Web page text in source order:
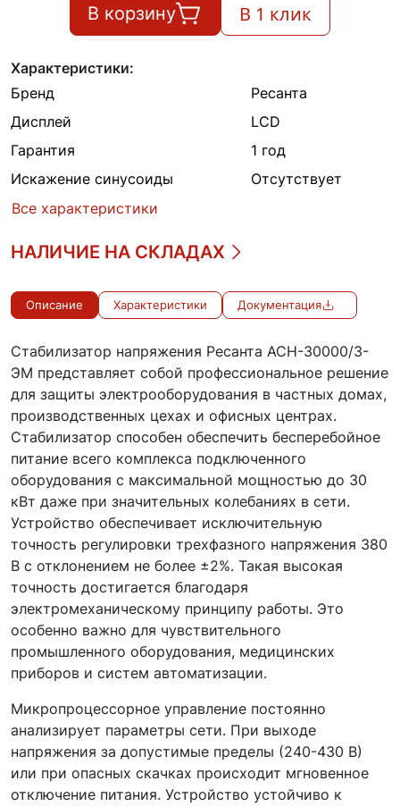
В корзину В 1 клик
Характеристики:
Бренд
Ресанта
Дисплей
LCD
Гарантия
1 год
Искажение синусоиды
Отсутствует
Все характеристики
НАЛИЧИЕ НА СКЛАДАХ
Описание Характеристики Документация
Стабилизатор напряжения Ресанта АСН-30000/3-
ЭМ представляет собой профессиональное решение
для защиты электрооборудования в частных домах,
производственных цехах и офисных центрах.
Стабилизатор способен обеспечить бесперебойное
питание всего комплекса подключенного
оборудования с максимальной мощностью до 30
кВт даже при значительных колебаниях в сети.
Устройство обеспечивает исключительную
точность регулировки трехфазного напряжения 380
В с отклонением не более ±2%. Такая высокая
точность достигается благодаря
электромеханическому принципу работы. Это
особенно важно для чувствительного
промышленного оборудования, медицинских
приборов и систем автоматизации.
Микропроцессорное управление постоянно
анализирует параметры сети. При выходе
напряжения за допустимые пределы (240-430 В)
или при опасных скачках происходит мгновенное
отключение питания. Устройство устойчиво к